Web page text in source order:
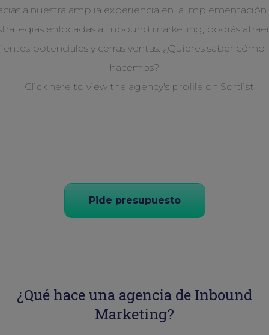
a nuestra amplia experiencia en la
enfocadas al inbound marketing, podrás
potenciales y cerras ventas. ¿Quieres saber cómo
hacemos?
Pide presupuesto
¿Qué hace una agencia de Inbound
Marketing?